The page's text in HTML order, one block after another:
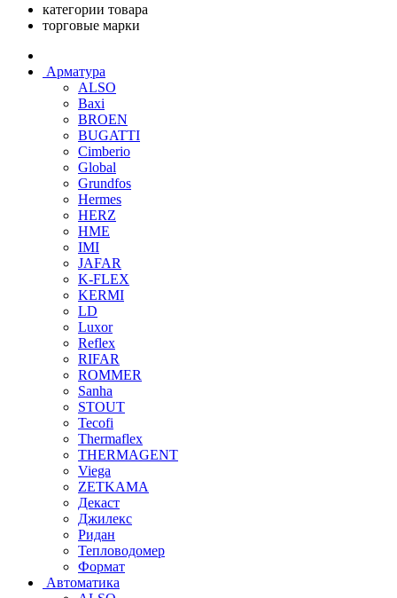
категории товара
торговые марки
Арматура
ALSO
Baxi
BROEN
BUGATTI
Cimberio
Global
Grundfos
Hermes
HERZ
HME
IMI
JAFAR
K-FLEX
KERMI
LD
Luxor
Reflex
RIFAR
ROMMER
Sanha
STOUT
Tecofi
Thermaflex
THERMAGENT
Viega
ZETKAMA
Декаст
Джилекс
Ридан
Тепловодомер
Формат
Автоматика